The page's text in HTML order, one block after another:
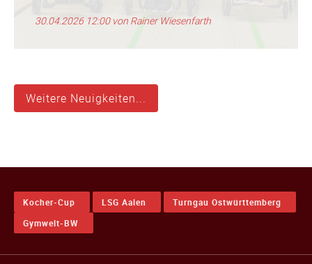
30.04.2026 12:00von Rainer Wiesenfarth
Weitere Neuigkeiten...
Kocher-Cup LSG Aalen
Turngau Ostwürttemberg
Gymwelt-BW